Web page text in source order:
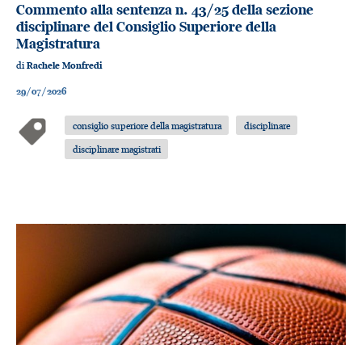
Commento alla sentenza n. 43/25 della sezione
disciplinare del Consiglio Superiore della
Magistratura
diRachele Monfredi
29/07/2026
consiglio superiore della magistratura
disciplinare
disciplinare magistrati